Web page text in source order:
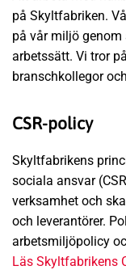
på Skyltfabriken.
på vår miljö
arbetssätt. Vi tror
branschkollegor
CSR-policy
Skyltfabrikens
sociala ansvar
verksamhet och
och leverantörer.
arbetsmiljöpolicy
Läs Skyltfabrikens